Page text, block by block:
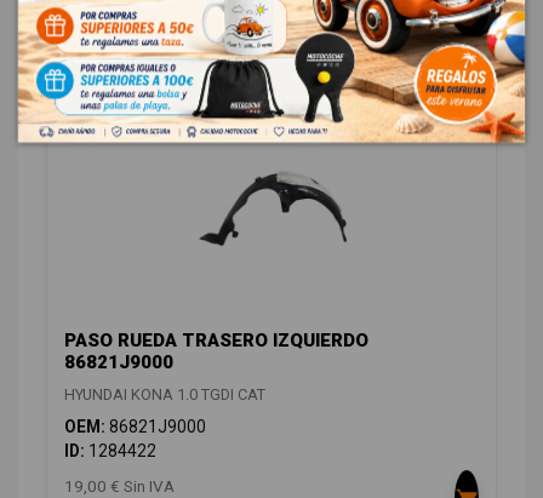
18,00 € Sin IVA
21,78 € Con IVA
PASO RUEDA TRASERO IZQUIERDO
86821J9000
HYUNDAI KONA 1.0 TGDI CAT
OEM: 86821J9000
ID: 1284422
19,00 € Sin IVA